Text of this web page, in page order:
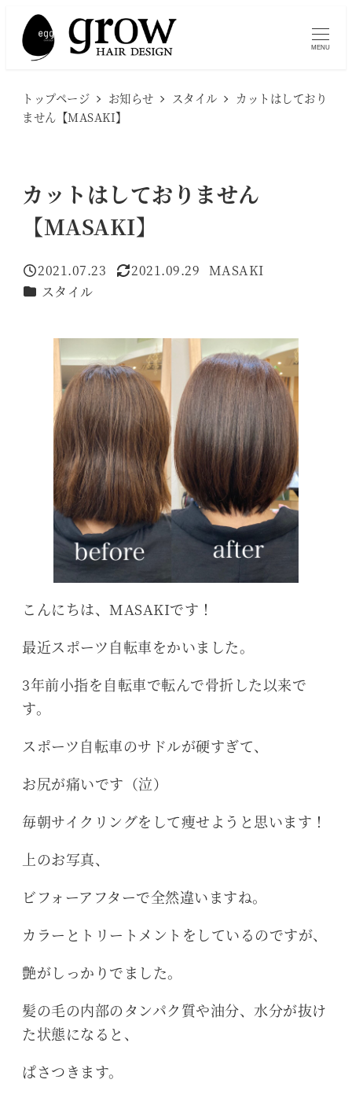
MENU
トップページ お知らせ スタイル
カットはしており
ません【MASAKI】
カットはしておりません
【MASAKI】
投稿日
2021.07.23
更新日
2021.09.29
著
MASAKI
カテゴリー
スタイル
こんにちは、MASAKIです！
最近スポーツ自転車をかいました。
3年前小指を自転車で転んで骨折した以来で
す。
スポーツ自転車のサドルが硬すぎて、
お尻が痛いです（泣）
毎朝サイクリングをして痩せようと思います！
上のお写真、
ビフォーアフターで全然違いますね。
カラーとトリートメントをしているのですが、
艶がしっかりでました。
髪の毛の内部のタンパク質や油分、水分が抜け
た状態になると、
ぱさつきます。